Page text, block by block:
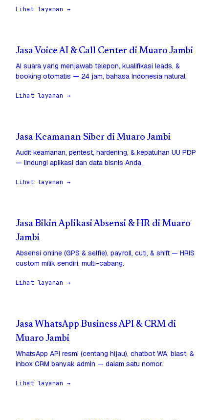
Lihat layanan →
Jasa Voice AI & Call Center di Muaro Jambi
AI suara yang menjawab telepon, kualifikasi leads, &
booking otomatis — 24 jam, bahasa Indonesia natural.
Lihat layanan →
Jasa Keamanan Siber di Muaro Jambi
Audit keamanan, pentest, hardening, & kepatuhan UU PDP
— lindungi aplikasi dan data bisnis Anda.
Lihat layanan →
Jasa Bikin Aplikasi Absensi & HR di Muaro
Jambi
Absensi online (GPS & selfie), payroll, cuti, & shift — HRIS
custom milik sendiri, multi-cabang.
Lihat layanan →
Jasa WhatsApp Business API & CRM di
Muaro Jambi
WhatsApp API resmi (centang hijau), chatbot WA, blast, &
inbox CRM banyak admin — dalam satu nomor.
Lihat layanan →